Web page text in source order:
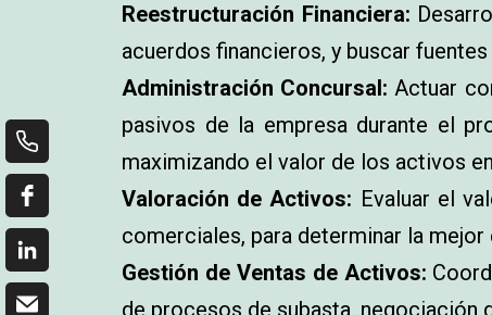
Reestructuración Financiera:
acuerdos financieros, y buscar
Administración Concursal: Actuar
pasivos de la empresa durante el
maximizando el valor de los activos
Valoración de Activos: Evaluar el
comerciales, para determinar la
Gestión de Ventas de Activos:
de procesos de subasta, negociación